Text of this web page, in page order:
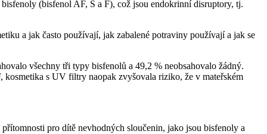
(bisfenol AF, S a F), což jsou endokrinní disruptory, tj.
a jak často používají, jak zabalené potraviny používají a jak se
všechny tři typy bisfenolů a 49,2 % neobsahovalo žádný.
s UV filtry naopak zvyšovala riziko, že v mateřském
pro dítě nevhodných sloučenin, jako jsou bisfenoly a